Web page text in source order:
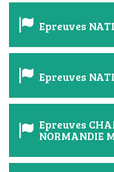
Epreuves
Epreuves
Epreuves
NORMANDIE